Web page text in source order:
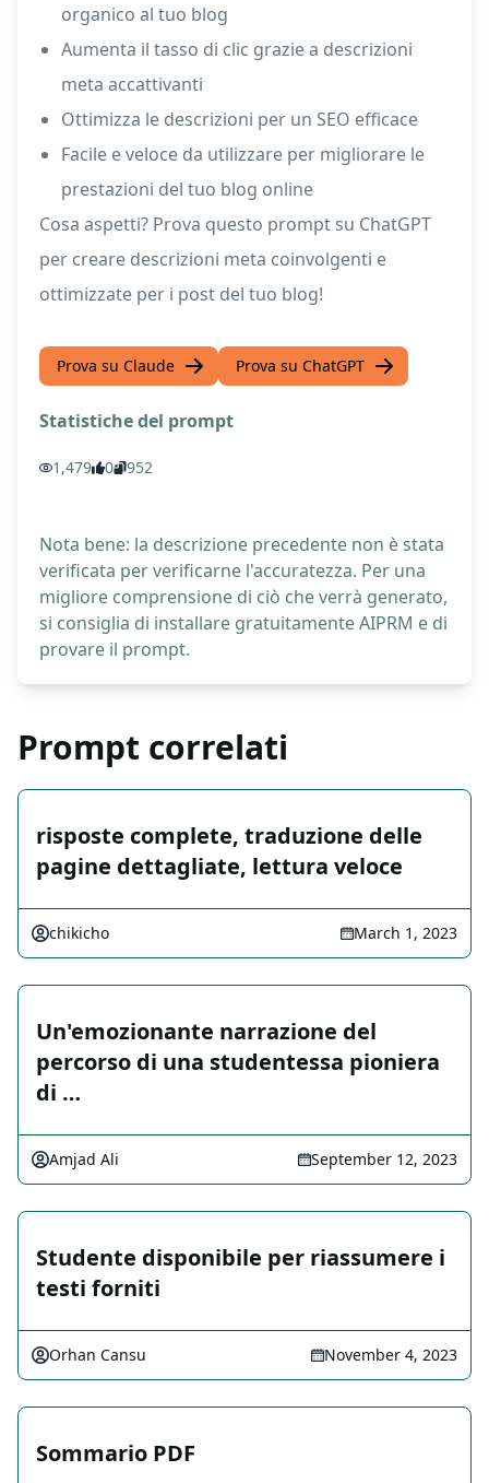
organico al tuo blog
Aumenta il tasso di clic grazie a descrizioni
meta accattivanti
Ottimizza le descrizioni per un SEO efficace
Facile e veloce da utilizzare per migliorare le
prestazioni del tuo blog online
Cosa aspetti? Prova questo prompt su ChatGPT
per creare descrizioni meta coinvolgenti e
ottimizzate per i post del tuo blog!
Prova su Claude Prova su ChatGPT
Statistiche del prompt
1,479 0 952
Nota bene: la descrizione precedente non è stata
verificata per verificarne l'accuratezza. Per una
migliore comprensione di ciò che verrà generato,
si consiglia di installare gratuitamente AIPRM e di
provare il prompt.
Prompt correlati
risposte complete, traduzione delle
pagine dettagliate, lettura veloce
chikicho March 1, 2023
Un'emozionante narrazione del
percorso di una studentessa pioniera
di …
Amjad Ali September 12, 2023
Studente disponibile per riassumere i
testi forniti
Orhan Cansu November 4, 2023
Sommario PDF